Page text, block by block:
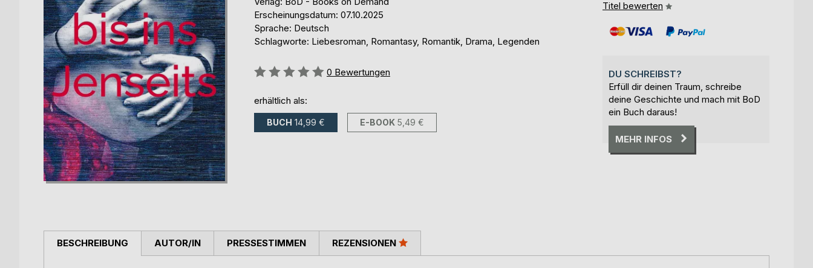
Erscheinungsdatum: 07.10.2025
Sprache: Deutsch
Schlagworte: Liebesroman, Romantasy, Romantik, Drama, Legenden
Bewertung::
0 Bewertungen
erhältlich als:
BUCH 14,99 € E-BOOK 5,49 €
Titel bewerten
DU SCHREIBST?
Erfüll dir deinen Traum, schreibe
deine Geschichte und mach mit BoD
ein Buch daraus!
MEHR INFOS
BESCHREIBUNG AUTOR/IN PRESSESTIMMEN REZENSIONEN